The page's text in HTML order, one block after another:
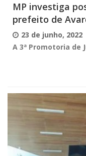
MP investiga
prefeito de
23 de junho, 2022
A 3ª Promotoria de